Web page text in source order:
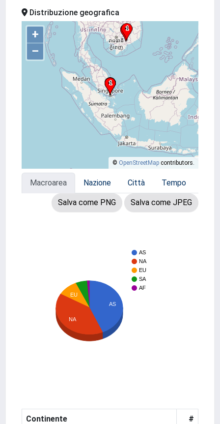
Distribuzione geografica
+
–
© OpenStreetMap contributors.
Macroarea Nazione Città Tempo
Salva come PNG Salva come JPEG
AS
NA
EU
SA
AF
AS
EU
NA
Continente #